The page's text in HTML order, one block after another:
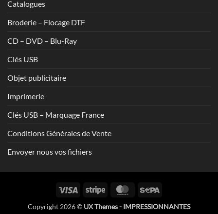
Catalogues
Broderie – Flocage DTF
CD – DVD – Blu-Ray
Clés USB
Objet publicitaire
Imprimerie
Clés USB – Marquage France
Conditions Générales de Vente
Envoyer nous vos fichiers
Visa Stripe MasterCard
Copyright 2026 © UX Themes - IMPRESSIONNANTES